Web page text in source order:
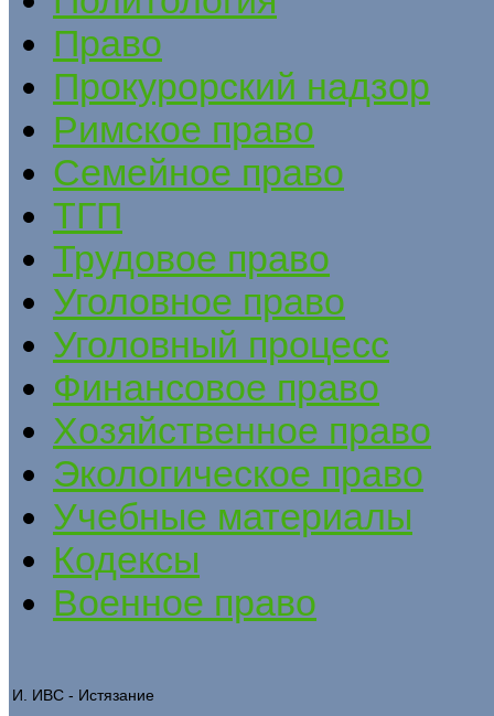
Право
Прокурорский надзор
Римское право
Семейное право
ТГП
Трудовое право
Уголовное право
Уголовный процесс
Финансовое право
Хозяйственное право
Экологическое право
Учебные материалы
Кодексы
Военное право
И. ИВС - Истязание